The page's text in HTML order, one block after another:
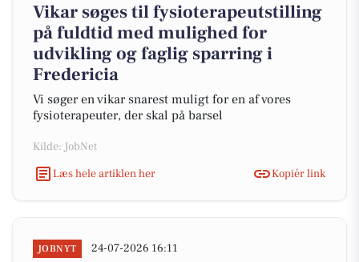
Vikar søges til fysioterapeutstilling
på fuldtid med mulighed for
udvikling og faglig sparring i
Fredericia
Vi søger en vikar snarest muligt for en af vores
fysioterapeuter, der skal på barsel
Kilde: JobNet
Læs hele artiklen her
Kopiér link
JOBNYT 24-07-2026 16:11